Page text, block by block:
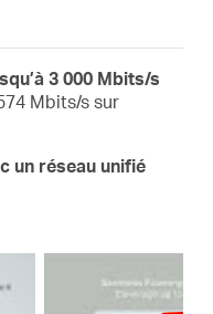
3 000 Mbits/s
Mbits/s sur
un réseau unifié
elles lorsque
Fi.‡
–
Couvrez